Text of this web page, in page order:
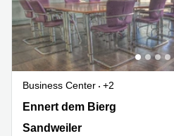
Business Center
+2
2b Ennert dem Bierg, Sandweiler
Ennert dem Bierg
Sandweiler